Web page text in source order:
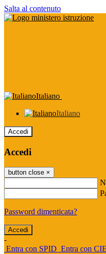
Salta al contenuto
Italiano
Italiano
Accedi
Accedi
button close ×
Password dimenticata?
-
Entra con SPID Entra con CIE